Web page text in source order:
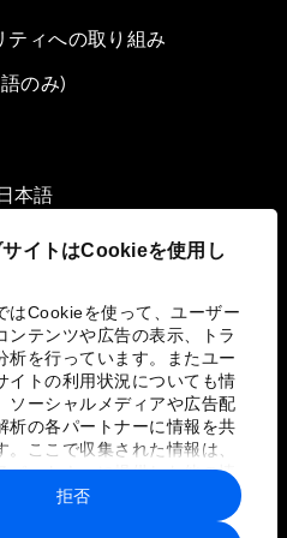
サイトはCookieを使用し
はCookieを使って、ユーザー
ンテンツや広告の表示、トラ
析を行っています。またユー
イトの利用状況についても情
ソーシャルメディアや広告配
析の各パートナーに情報を共
。ここで収集された情報は、
パートナーに提供した他の情
ナーのサービスを使用した際
情報と組み合わされ、各パー
拒否
ティへの取り組み
のみ)
日本語